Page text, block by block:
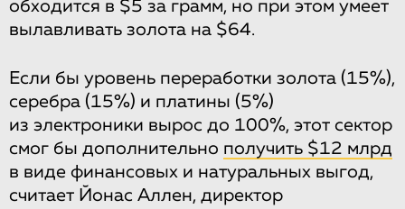
обходится в $5 за грамм, но при этом умеет
вылавливать золота на $64.
Если бы уровень переработки золота (15%),
серебра (15%) и платины (5%)
из электроники вырос до 100%, этот сектор
смог бы дополнительно получить $12 млрд
в виде финансовых и натуральных выгод,
считает Йонас Аллен, директор